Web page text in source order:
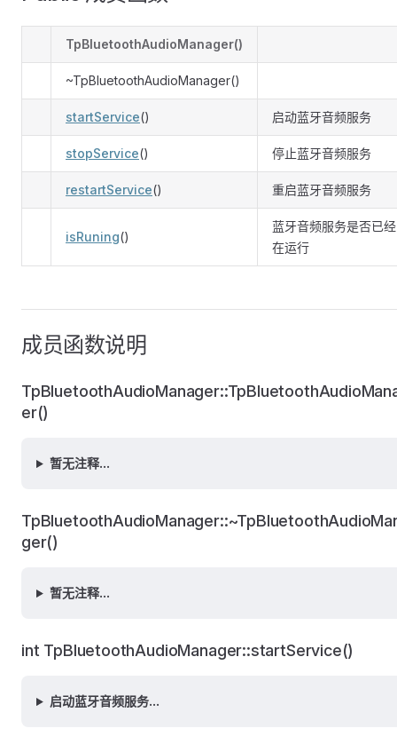
TpBluetoothAudioManager()
~TpBluetoothAudioManager()
startService() 启动蓝牙音频服务
stopService() 停止蓝牙音频服务
restartService() 重启蓝牙音频服务
isRuning()
蓝牙音频服务是否已经
在运行
成员函数说明
er()
暂无注释...
ger()
暂无注释...
int TpBluetoothAudioManager::startService()
启动蓝牙音频服务...